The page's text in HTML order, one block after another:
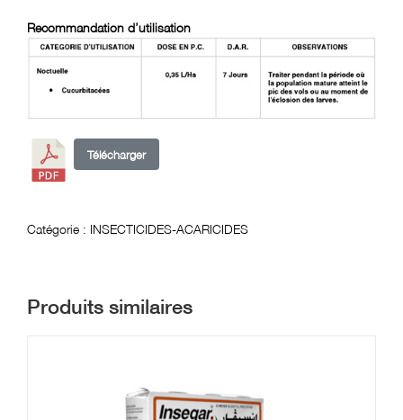
Recommandation d’utilisation
Télécharger
Catégorie : INSECTICIDES-ACARICIDES
Produits similaires